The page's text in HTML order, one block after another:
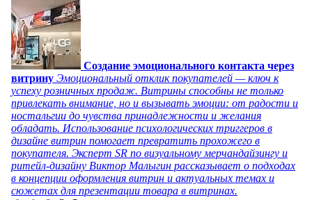
Создание эмоционального контакта через
витрину Эмоциональный отклик покупателей — ключ к
успеху розничных продаж. Витрины способны не только
привлекать внимание, но и вызывать эмоции: от радости и
ностальгии до чувства принадлежности и желания
обладать. Использование психологических триггеров в
дизайне витрин помогает превратить прохожего в
покупателя. Эксперт SR по визуальному мерчандайзингу и
ритейл-дизайну Виктор Малыгин рассказывает о подходах
в концепции оформления витрин и актуальных темах и
сюжетах для презентации товара в витринах.